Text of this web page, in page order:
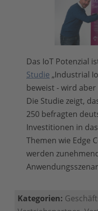
Das IoT Potenzial
Studie „Industrial
beweist - wird
Die Studie zeigt,
250 befragten
Investitionen in
Themen wie Edge
werden
Kategorien: